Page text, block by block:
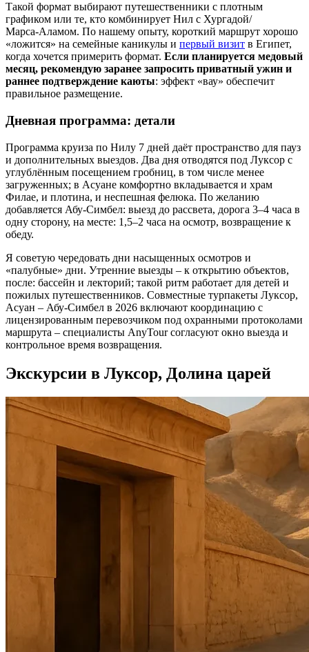
Такой формат выбирают путешественники с плотным
графиком или те, кто комбинирует Нил с Хургадой/
Марса‑Аламом. По нашему опыту, короткий маршрут хорошо
«ложится» на семейные каникулы и первый визит в Египет,
когда хочется примерить формат. Если планируется медовый
месяц, рекомендую заранее запросить приватный ужин и
раннее подтверждение каюты: эффект «вау» обеспечит
правильное размещение.
Дневная программа: детали
Программа круиза по Нилу 7 дней даёт пространство для пауз
и дополнительных выездов. Два дня отводятся под Луксор с
углублённым посещением гробниц, в том числе менее
загруженных; в Асуане комфортно вкладывается и храм
Филае, и плотина, и неспешная фелюка. По желанию
добавляется Абу‑Симбел: выезд до рассвета, дорога 3–4 часа в
одну сторону, на месте: 1,5–2 часа на осмотр, возвращение к
обеду.
Я советую чередовать дни насыщенных осмотров и
«палубные» дни. Утренние выезды – к открытию объектов,
после: бассейн и лекторий; такой ритм работает для детей и
пожилых путешественников. Совместные турпакеты Луксор,
Асуан – Абу‑Симбел в 2026 включают координацию с
лицензированным перевозчиком под охранными протоколами
маршрута – специалисты AnyTour согласуют окно выезда и
контрольное время возвращения.
Экскурсии в Луксор, Долина царей